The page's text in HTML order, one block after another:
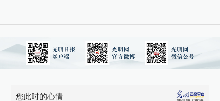
您此时的心情